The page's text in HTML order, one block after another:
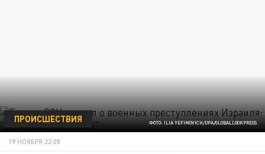
ФОТО: ILIA YEFIMOVICH/DPA/GLOBALLOOKPRESS
ПРОИСШЕСТВИЯ
19 НОЯБРЯ 22:05